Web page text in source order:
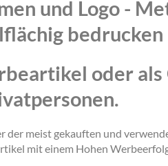
und Logo -
bedrucken
oder als
der meist gekauften und
mit einem Hohen